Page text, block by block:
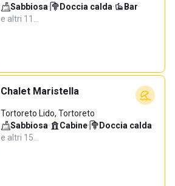
Sabbiosa· Doccia calda· Bar·
e altri 11…
Chalet Maristella
Tortoreto Lido, Tortoreto
Sabbiosa· Cabine· Doccia calda·
e altri 15…